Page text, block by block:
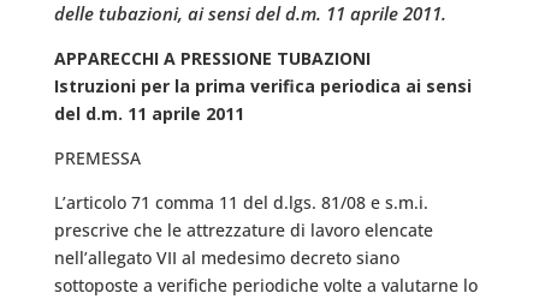
delle tubazioni, ai sensi del d.m. 11 aprile 2011.
APPARECCHI A PRESSIONE TUBAZIONI
Istruzioni per la prima verifica periodica ai sensi
del d.m. 11 aprile 2011
PREMESSA
L’articolo 71 comma 11 del d.lgs. 81/08 e s.m.i.
prescrive che le attrezzature di lavoro elencate
nell’allegato VII al medesimo decreto siano
sottoposte a verifiche periodiche volte a valutarne lo